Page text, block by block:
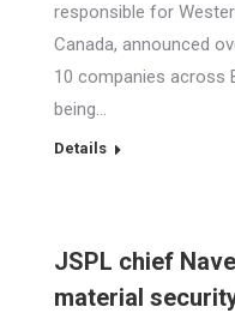
responsible for
Canada, announced
10 companies across
being…
Details
JSPL chief
material